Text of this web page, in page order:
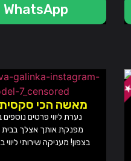
WhatsApp
מאשה הכי סקסית
מפנקת אותך אצלך
בצפון! מעניקה שירותי ליווי